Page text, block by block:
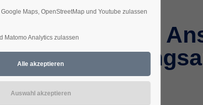
Dekoloniale
Maps, OpenStreetMap und Youtube zulassen
Matomo Analytics zulassen